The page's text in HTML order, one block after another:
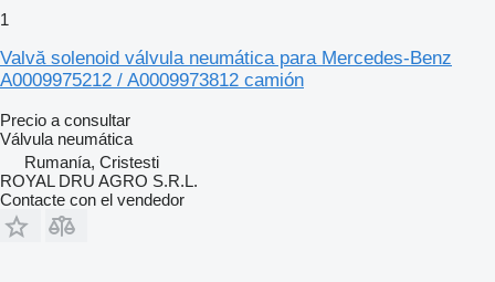
1
Valvă solenoid válvula neumática para Mercedes-Benz
A0009975212 / A0009973812 camión
Precio a consultar
Válvula neumática
Rumanía, Cristesti
ROYAL DRU AGRO S.R.L.
Contacte con el vendedor